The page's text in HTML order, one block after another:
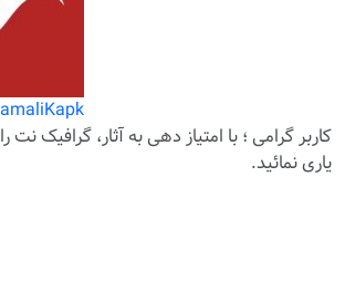
کاربر گرامی ؛ با امتیاز دهیبه آثار، گرافیک نت
یاری نمائید.